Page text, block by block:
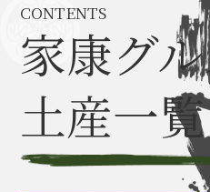
なごや英傑 聖地巡
なごや英傑 史跡 一
なごや英傑 グルメ
なごや英傑 体験・
CONTENTS
家康グ
土産一覧